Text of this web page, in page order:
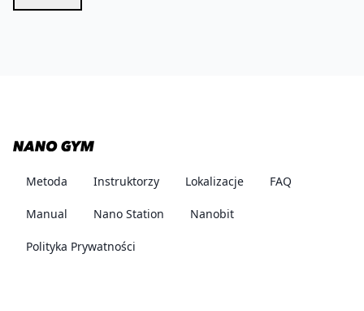
Metoda Instruktorzy Lokalizacje FAQ
Manual Nano Station Nanobit
Polityka Prywatności